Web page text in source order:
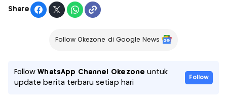
Share
Follow Okezone di Google News
FollowWhatsApp Channel Okezone untuk
update berita terbaru setiap hari
Follow